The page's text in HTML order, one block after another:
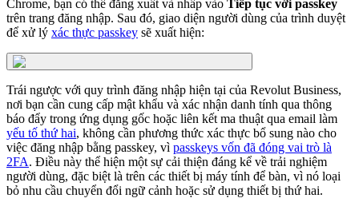
Chrome, bạn có thể đăng xuất và nhấp vào Tiếp tục với passkey
trên trang đăng nhập. Sau đó, giao diện người dùng của trình duyệt
để xử lý xác thực passkey sẽ xuất hiện:
Trái ngược với quy trình đăng nhập hiện tại của Revolut Business,
nơi bạn cần cung cấp mật khẩu và xác nhận danh tính qua thông
báo đẩy trong ứng dụng gốc hoặc liên kết ma thuật qua email làm
yếu tố thứ hai, không cần phương thức xác thực bổ sung nào cho
việc đăng nhập bằng passkey, vì passkeys vốn đã đóng vai trò là
2FA. Điều này thể hiện một sự cải thiện đáng kể về trải nghiệm
người dùng, đặc biệt là trên các thiết bị máy tính để bàn, vì nó loại
bỏ nhu cầu chuyển đổi ngữ cảnh hoặc sử dụng thiết bị thứ hai.